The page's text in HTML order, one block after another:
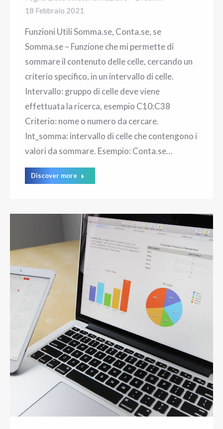
18 Febbraio 2021
Funzioni Utili Somma.se, Conta.se, se
Somma.se – Funzione che mi permette di
sommare il contenuto delle celle, cercando un
criterio specifico, in un intervallo di celle.
Intervallo: gruppo di celle deve viene
effettuata la ricerca, esempio C10:C38
Criterio: nome o numero da cercare.
Int_somma: intervallo di celle che contengono i
valori da sommare. Esempio: Conta.se…
Discover more